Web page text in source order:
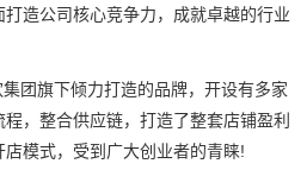
造公司核心竞争力，成就卓越的行业
团旗下倾力打造的品牌，开设有多家
，整合供应链，打造了整套店铺盈利
模式，受到广大创业者的青睐!